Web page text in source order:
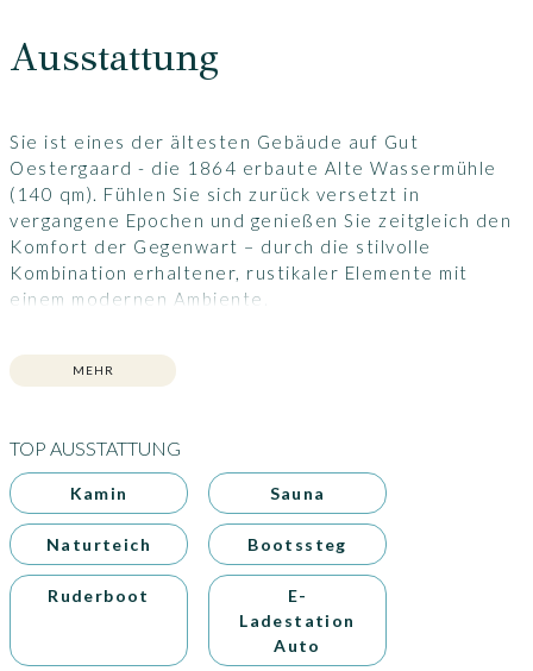
Ausstattung
Sie ist eines der ältesten Gebäude auf Gut
Oestergaard - die 1864 erbaute Alte Wassermühle
(140 qm). Fühlen Sie sich zurück versetzt in
vergangene Epochen und genießen Sie zeitgleich den
Komfort der Gegenwart – durch die stilvolle
Kombination erhaltener, rustikaler Elemente mit
einem modernen Ambiente.
Felder auf der einen Seite und über den Mühlensee
zur anderen Seite sowie eigenem Bootssteg mit
Wassermühle bis zu acht Personen Platz. Die
Ausstattung umfasst vier Schlafräume, einen großen
Wohnbereich mit Wohnküche, Essbereich und
Couchecke sowie 2 Badezimmer.
Spätestens der Blick aus einem der Doppelzimmer -
direkt vom Bett aus über Wiesen und Felder
(bodentiefe Fenster) - macht den Aufenthalt in
unserer Alten Wassermühle unvergesslich ...!
MEHR
TOP AUSSTATTUNG
Kamin Sauna
Naturteich Bootssteg
Ruderboot
E-
Ladestation
Auto